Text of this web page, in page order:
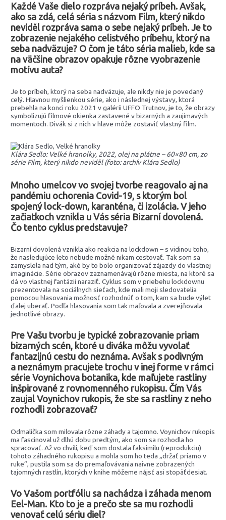
Každé Vaše dielo rozpráva nejaký príbeh. Avšak,
ako sa zdá, celá séria s názvom Film, který nikdo
neviděl rozpráva sama o sebe nejaký príbeh. Je to
zobrazenie nejakého celistvého príbehu, ktorý na
seba nadväzuje? O čom je táto séria malieb, kde sa
na väčšine obrazov opakuje rôzne vyobrazenie
motívu auta?
Je to príbeh, ktorý na seba nadväzuje, ale nikdy nie je povedaný
celý. Hlavnou myšlienkou série, ako i následnej výstavy, ktorá
prebehla na konci roku 2021 v galérii UFFO Trutnov, je to, že obrazy
symbolizujú filmové okienka zastavené v bizarných a zaujímavých
momentoch. Divák si z nich v hlave môže zostaviť vlastný film.
Klára Sedlo: Velké hranolky, 2022, olej na plátne – 60×80 cm, zo
série Film, který nikdo neviděl (foto: archív Klára Sedlo)
Mnoho umelcov vo svojej tvorbe reagovalo aj na
pandémiu ochorenia Covid-19, s ktorým bol
spojený lock-down, karanténa, či izolácia. V jeho
začiatkoch vznikla u Vás séria Bizarní dovolená.
Čo tento cyklus predstavuje?
Bizarní dovolená vznikla ako reakcia na lockdown – s vidinou toho,
že nasledujúce leto nebude možné nikam cestovať. Tak som sa
zamyslela nad tým, aké by to bolo organizovať zájazdy do vlastnej
imaginácie. Série obrazov zaznamenávajú rôzne miesta, na ktoré sa
dá vo vlastnej fantázii naraziť. Cyklus som v priebehu lockdownu
prezentovala na sociálnych sieťach, kde mali moji sledovatelia
pomocou hlasovania možnosť rozhodnúť o tom, kam sa bude výlet
ďalej uberať. Podľa hlasovania som tak maľovala a zverejňovala
jednotlivé obrazy.
Pre Vašu tvorbu je typické zobrazovanie priam
bizarných scén, ktoré u diváka môžu vyvolať
fantazijnú cestu do neznáma. Avšak s podivným
a neznámym pracujete trochu v inej forme v rámci
série Voynichova botanika, kde maľujete rastliny
inšpirované z rovnomenného rukopisu. Čím Vás
zaujal Voynichov rukopis, že ste sa rastliny z neho
rozhodli zobrazovať?
Odmalička som milovala rôzne záhady a tajomno. Voynichov rukopis
ma fascinoval už dlhú dobu predtým, ako som sa rozhodla ho
spracovať. Až vo chvíli, keď som dostala faksimilu (reprodukciu)
tohoto záhadného rukopisu a mohla som ho teda „držať priamo v
ruke“, pustila som sa do premaľovávania naivne zobrazených
tajomných rastlín, ktorých v knihe môžeme nájsť asi stopäťdesiat.
Vo Vašom portfóliu sa nachádza i záhada menom
Eel-Man. Kto to je a prečo ste sa mu rozhodli
venovať celú sériu diel?